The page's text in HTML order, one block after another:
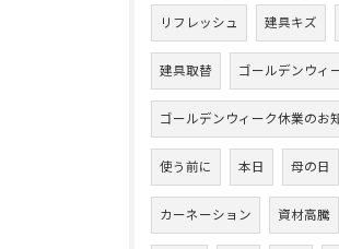
リフレッシュ 建具キズ
建具取替 ゴールデンウィ
ゴールデンウィーク休業のお
使う前に 本日 母の日
カーネーション 資材高騰